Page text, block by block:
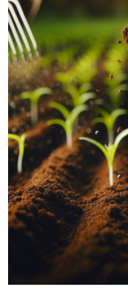
Эксперты
Авторские
Видео
Телефон редакции:
Электронные
Информационный
info@business-
Отдел рекламы
reklama@business-
Отдел
podpiska@business-